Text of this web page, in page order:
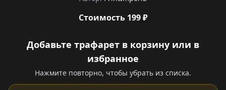
Стоимость 199 ₽
Добавьте трафарет в корзину или в
избранное
Нажмите повторно, чтобы убрать из списка.